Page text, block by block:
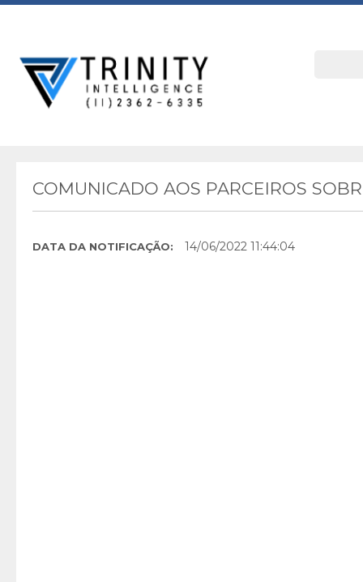
COMUNICADO AOS PARCEIROS
DATA DA NOTIFICAÇÃO: 14/06/2022 11:44:04